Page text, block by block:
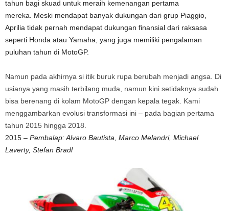
tahun bagi skuad untuk meraih kemenangan pertama
mereka. Meski mendapat banyak dukungan dari grup Piaggio,
Aprilia tidak pernah mendapat dukungan finansial dari raksasa
seperti Honda atau Yamaha, yang juga memiliki pengalaman
puluhan tahun di MotoGP.
Namun pada akhirnya si itik buruk rupa berubah menjadi angsa. Di
usianya yang masih terbilang muda, namun kini setidaknya sudah
bisa berenang di kolam MotoGP dengan kepala tegak. Kami
menggambarkan evolusi transformasi ini – pada bagian pertama
tahun 2015 hingga 2018.
2015 – Pembalap: Alvaro Bautista, Marco Melandri, Michael
Laverty, Stefan Bradl